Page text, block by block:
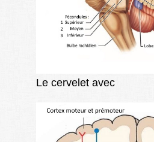
Le cervelet avec